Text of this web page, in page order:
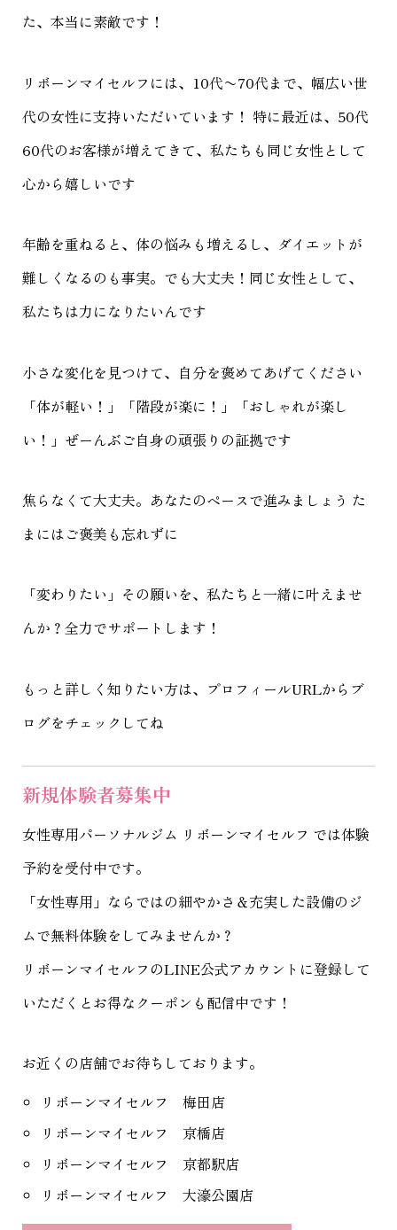
た、本当に素敵です！
リボーンマイセルフには、10代〜70代まで、幅広い世
代の女性に支持いただいています！ 特に最近は、50代
60代のお客様が増えてきて、私たちも同じ女性として
心から嬉しいです
年齢を重ねると、体の悩みも増えるし、ダイエットが
難しくなるのも事実。でも大丈夫！同じ女性として、
私たちは力になりたいんです
小さな変化を見つけて、自分を褒めてあげてください
「体が軽い！」「階段が楽に！」「おしゃれが楽し
い！」ぜーんぶご自身の頑張りの証拠です
焦らなくて大丈夫。あなたのペースで進みましょう た
まにはご褒美も忘れずに
「変わりたい」その願いを、私たちと一緒に叶えませ
んか？全力でサポートします！
もっと詳しく知りたい方は、プロフィールURLからブ
ログをチェックしてね
新規体験者募集中
女性専用パーソナルジム リボーンマイセルフ では体験
予約を受付中です。
「女性専用」ならではの細やかさ＆充実した設備のジ
ムで無料体験をしてみませんか？
リボーンマイセルフのLINE公式アカウントに登録して
いただくとお得なクーポンも配信中です！
お近くの店舗でお待ちしております。
リボーンマイセルフ 梅田店
リボーンマイセルフ 京橋店
リボーンマイセルフ 京都駅店
リボーンマイセルフ 大濠公園店